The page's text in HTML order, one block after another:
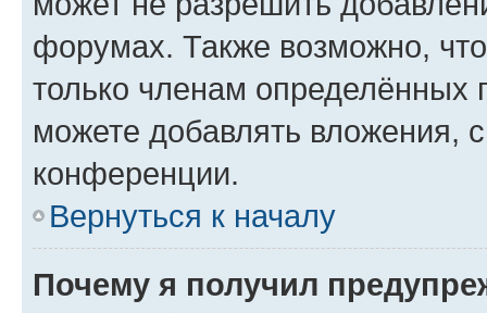
форумах. Также возможно,
только членам определённых
можете добавлять вложения,
конференции.
Вернуться к началу
Почему я получил